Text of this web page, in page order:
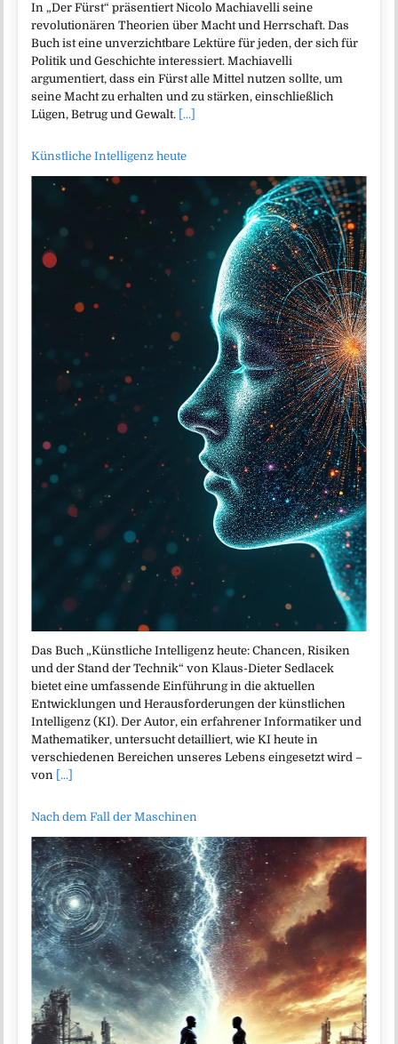
In „Der Fürst“ präsentiert Nicolo Machiavelli seine
revolutionären Theorien über Macht und Herrschaft. Das
Buch ist eine unverzichtbare Lektüre für jeden, der sich für
Politik und Geschichte interessiert. Machiavelli
argumentiert, dass ein Fürst alle Mittel nutzen sollte, um
seine Macht zu erhalten und zu stärken, einschließlich
Lügen, Betrug und Gewalt. [...]
Künstliche Intelligenz heute
Das Buch „Künstliche Intelligenz heute: Chancen, Risiken
und der Stand der Technik“ von Klaus-Dieter Sedlacek
bietet eine umfassende Einführung in die aktuellen
Entwicklungen und Herausforderungen der künstlichen
Intelligenz (KI). Der Autor, ein erfahrener Informatiker und
Mathematiker, untersucht detailliert, wie KI heute in
verschiedenen Bereichen unseres Lebens eingesetzt wird –
von [...]
Nach dem Fall der Maschinen